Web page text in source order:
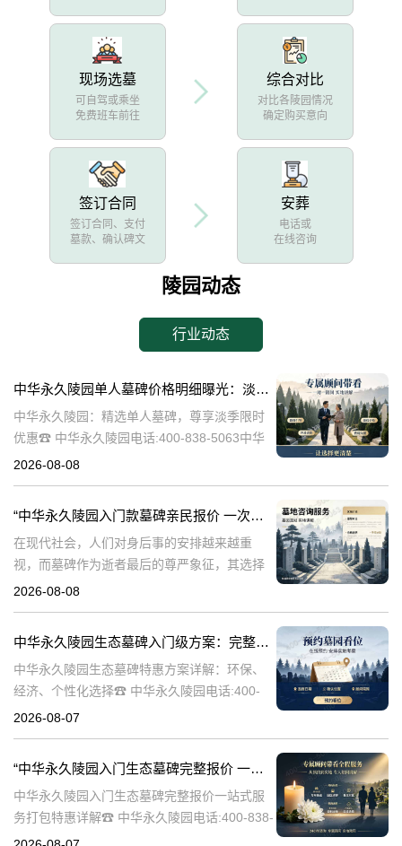
现场选墓
可自驾或乘坐
免费班车前往
综合对比
对比各陵园情况
确定购买意向
签订合同
签订合同、支付
墓款、确认碑文
安葬
电话或
在线咨询
陵园动态
行业动态
中华永久陵园单人墓碑价格明细曝光：淡季下单立省数千，限时优惠深度解析
中华永久陵园：精选单人墓碑，尊享淡季限时
优惠☎ 中华永久陵园电话:400-838-5063中华
永久陵园，作为国内知名的陵园品牌，始终以
2026-08-08
“中华永久陵园入门款墓碑亲民报价 一次性付清享折上折：超值优惠与便捷选择的完美结合”
在现代社会，人们对身后事的安排越来越重
视，而墓碑作为逝者最后的尊严象征，其选择
与设计也变得尤为重要。中华永久陵园作为中
和
2026-08-08
中华永久陵园生态墓碑入门级方案：完整报价与一站式服务打包特惠解析
中华永久陵园生态墓碑特惠方案详解：环保、
经济、个性化选择☎ 中华永久陵园电话:400-
838-5063随着人们对身后事的关注度提升，选
2026-08-07
“中华永久陵园入门生态墓碑完整报价 一站式服务打包特惠详解”
中华永久陵园入门生态墓碑完整报价一站式服
务打包特惠详解☎ 中华永久陵园电话:400-838-
5063中华永久陵园作为国内知名的陵园之一，